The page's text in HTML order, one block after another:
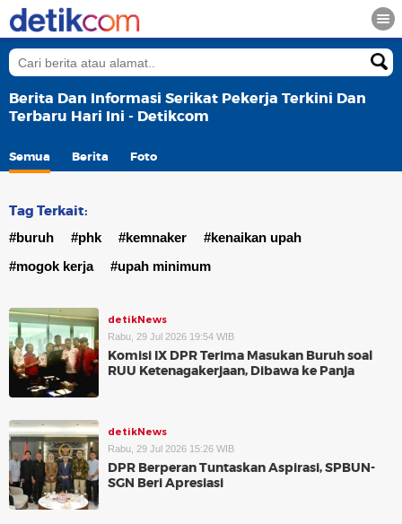
Berita Dan Informasi Serikat Pekerja Terkini Dan
Terbaru Hari Ini - Detikcom
Semua Berita Foto
Tag Terkait:
#buruh #phk #kemnaker
#kenaikan upah
#mogok kerja
#upah minimum
detikNews
Rabu, 29 Jul 2026 19:54 WIB
Komisi IX DPR Terima Masukan Buruh soal
RUU Ketenagakerjaan, Dibawa ke Panja
detikNews
Rabu, 29 Jul 2026 15:26 WIB
DPR Berperan Tuntaskan Aspirasi, SPBUN-
SGN Beri Apresiasi